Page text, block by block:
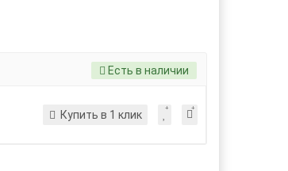
Есть в наличии
Купить в 1 клик